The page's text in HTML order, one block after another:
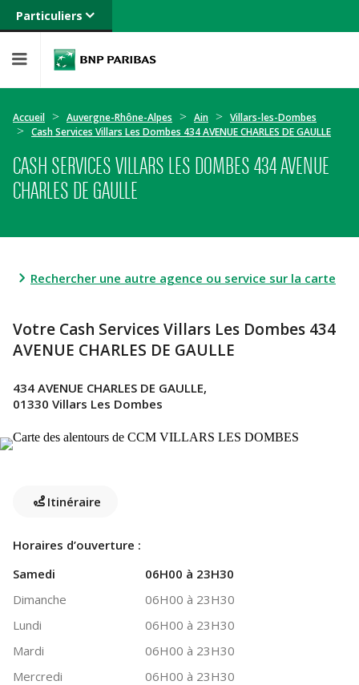
Particuliers
Banque privée
Entreprises
Accueil Auvergne-Rhône-Alpes Ain
Villars-les-Dombes
Cash Services Villars Les Dombes 434 AVENUE CHARLES DE GAULLE
CASH SERVICES VILLARS LES DOMBES 434 AVENUE
CHARLES DE GAULLE
Rechercher une autre agence ou service sur la carte
Votre Cash Services Villars Les Dombes 434
AVENUE CHARLES DE GAULLE
434 AVENUE CHARLES DE GAULLE,
01330 Villars Les Dombes
Itinéraire
Horaires d’ouverture :
Samedi
06H00 à 23H30
Dimanche
06H00 à 23H30
Lundi
06H00 à 23H30
Mardi
06H00 à 23H30
Mercredi
06H00 à 23H30